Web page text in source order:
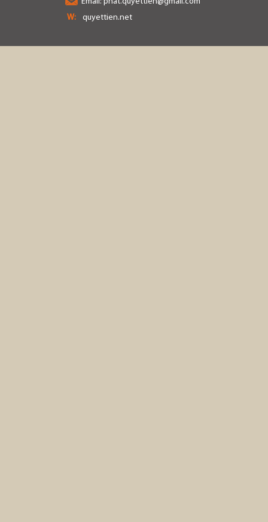
W:
quyettien.net